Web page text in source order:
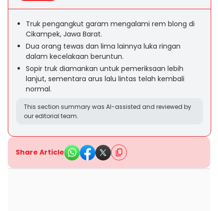
Truk pengangkut garam mengalami rem blong di
Cikampek, Jawa Barat.
Dua orang tewas dan lima lainnya luka ringan
dalam kecelakaan beruntun.
Sopir truk diamankan untuk pemeriksaan lebih
lanjut, sementara arus lalu lintas telah kembali
normal.
This section summary was AI-assisted and reviewed by
our editorial team.
Share Article